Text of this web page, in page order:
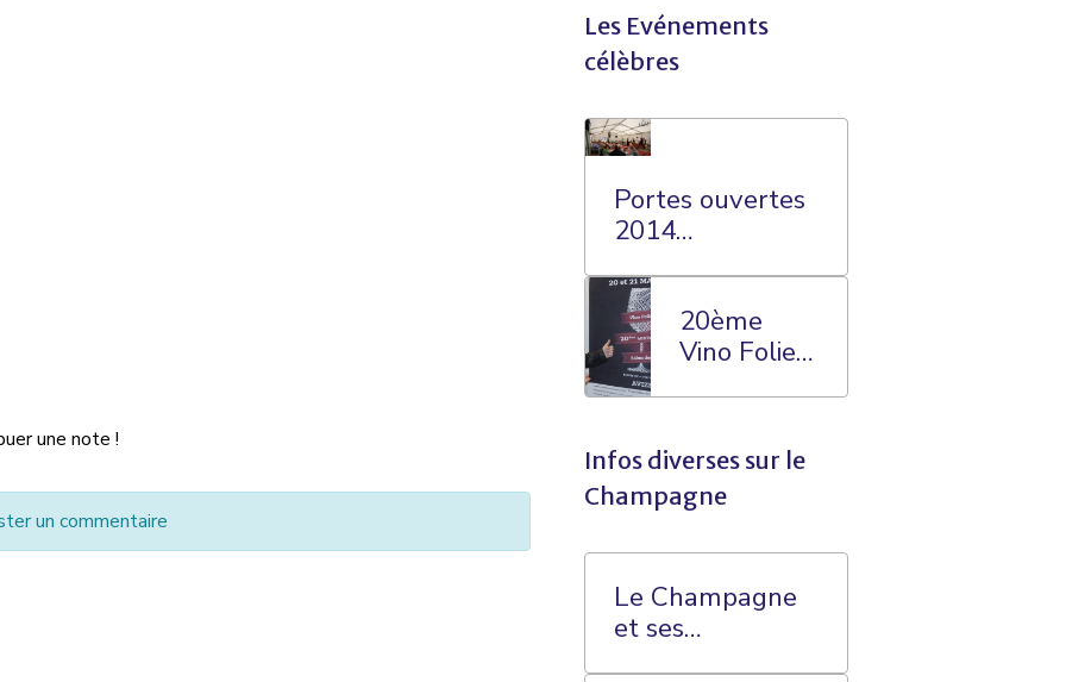
une note !
un commentaire
Les Evénements
célèbres
Portes ouvertes
2014
William
SAINTOT
20ème
Vino Folies
Infos diverses sur le
Champagne
Le Champagne
et ses